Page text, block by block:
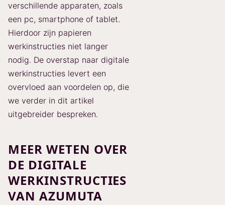
verschillende apparaten, zoals
een pc, smartphone of tablet.
Hierdoor zijn papieren
werkinstructies niet langer
nodig. De overstap naar digitale
werkinstructies levert een
overvloed aan voordelen op, die
we verder in dit artikel
uitgebreider bespreken.
MEER WETEN OVER
DE DIGITALE
WERKINSTRUCTIES
VAN AZUMUTA